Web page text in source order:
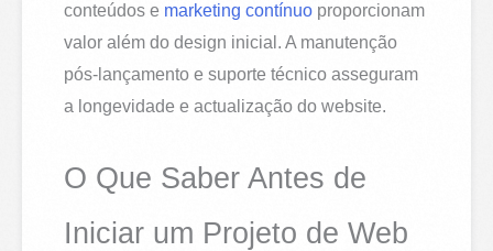
conteúdos e marketing contínuo proporcionam
valor além do design inicial. A manutenção
pós-lançamento e suporte técnico asseguram
a longevidade e actualização do website.
O Que Saber Antes de
Iniciar um Projeto de Web